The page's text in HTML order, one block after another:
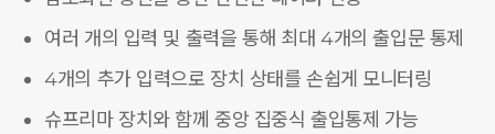
여러 개의 입력 및 출력을 통해 최대 4개의 출입문 통제
4개의 추가 입력으로 장치 상태를 손쉽게 모니터링
슈프리마 장치와 함께 중앙 집중식 출입통제 가능